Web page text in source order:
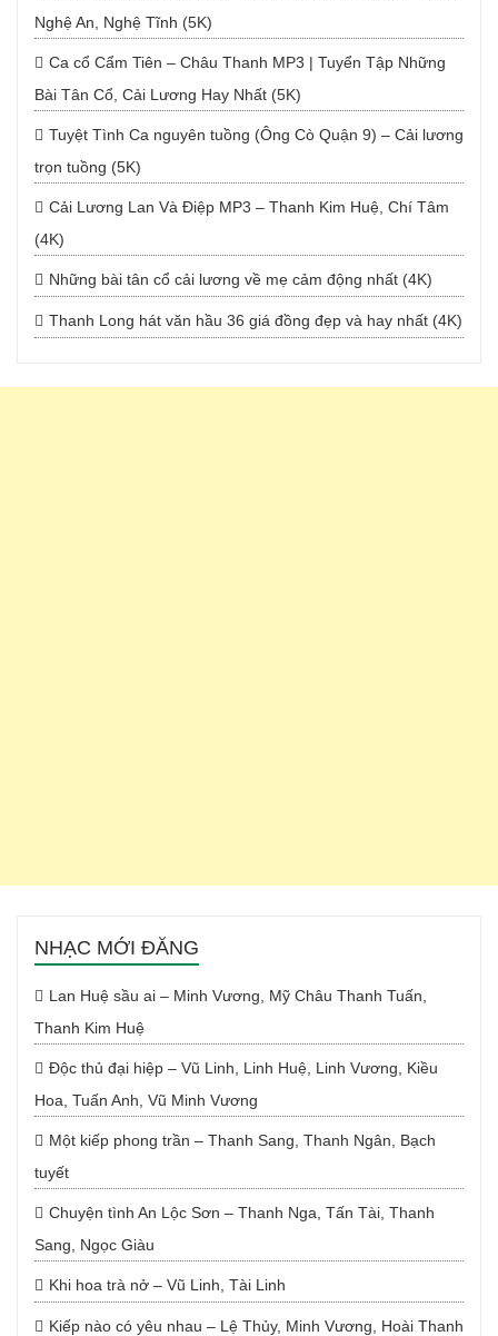
Nghệ An, Nghệ Tĩnh (5K)
Ca cổ Cẩm Tiên – Châu Thanh MP3 | Tuyển Tập Những
Bài Tân Cổ, Cải Lương Hay Nhất (5K)
Tuyệt Tình Ca nguyên tuồng (Ông Cò Quận 9) – Cải lương
trọn tuồng (5K)
Cải Lương Lan Và Điệp MP3 – Thanh Kim Huệ, Chí Tâm
(4K)
Những bài tân cổ cải lương về mẹ cảm động nhất (4K)
Thanh Long hát văn hầu 36 giá đồng đẹp và hay nhất (4K)
NHẠC MỚI ĐĂNG
Lan Huệ sầu ai – Minh Vương, Mỹ Châu Thanh Tuấn,
Thanh Kim Huệ
Độc thủ đại hiệp – Vũ Linh, Linh Huệ, Linh Vương, Kiều
Hoa, Tuấn Anh, Vũ Minh Vương
Một kiếp phong trần – Thanh Sang, Thanh Ngân, Bạch
tuyết
Chuyện tình An Lộc Sơn – Thanh Nga, Tấn Tài, Thanh
Sang, Ngọc Giàu
Khi hoa trà nở – Vũ Linh, Tài Linh
Kiếp nào có yêu nhau – Lệ Thủy, Minh Vương, Hoài Thanh